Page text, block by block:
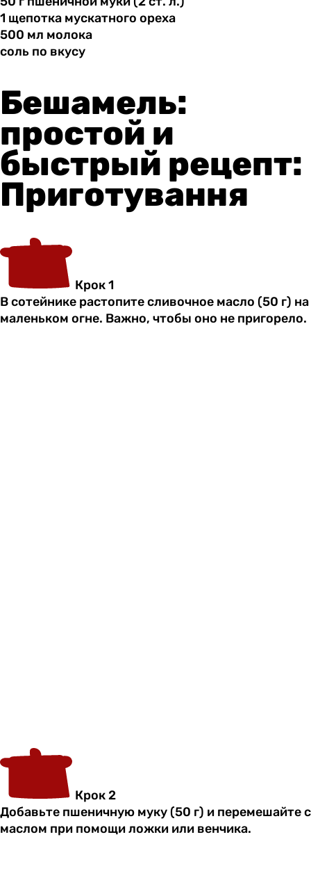
1 щепотка мускатного ореха
500 мл молока
соль по вкусу
Бешамель:
простой и
быстрый рецепт:
Приготування
Крок 1
В сотейнике растопите сливочное масло (50 г) на
маленьком огне. Важно, чтобы оно не пригорело.
Крок 2
Добавьте пшеничную муку (50 г) и перемешайте с
маслом при помощи ложки или венчика.